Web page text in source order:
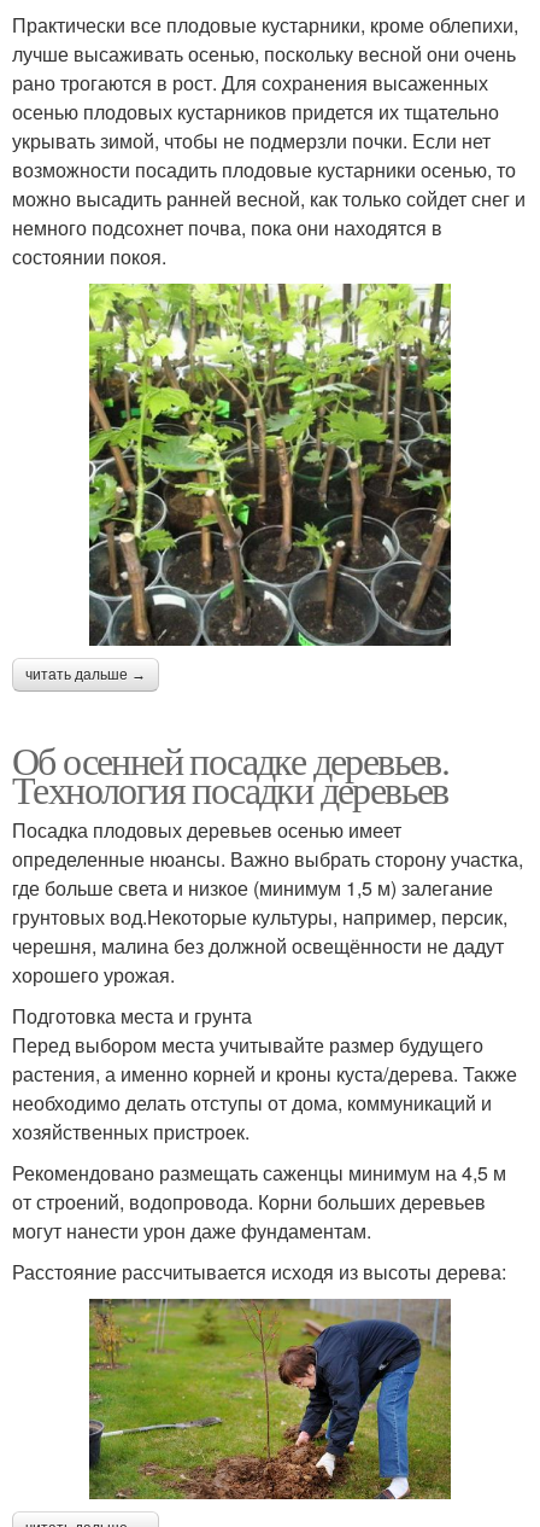
Практически все плодовые кустарники, кроме облепихи,
лучше высаживать осенью, поскольку весной они очень
рано трогаются в рост. Для сохранения высаженных
осенью плодовых кустарников придется их тщательно
укрывать зимой, чтобы не подмерзли почки. Если нет
возможности посадить плодовые кустарники осенью, то
можно высадить ранней весной, как только сойдет снег и
немного подсохнет почва, пока они находятся в
состоянии покоя.
читать дальше →
Об осенней посадке деревьев.
Технология посадки деревьев
Посадка плодовых деревьев осенью имеет
определенные нюансы. Важно выбрать сторону участка,
где больше света и низкое (минимум 1,5 м) залегание
грунтовых вод.Некоторые культуры, например, персик,
черешня, малина без должной освещённости не дадут
хорошего урожая.
Подготовка места и грунта
Перед выбором места учитывайте размер будущего
растения, а именно корней и кроны куста/дерева. Также
необходимо делать отступы от дома, коммуникаций и
хозяйственных пристроек.
Рекомендовано размещать саженцы минимум на 4,5 м
от строений, водопровода. Корни больших деревьев
могут нанести урон даже фундаментам.
Расстояние рассчитывается исходя из высоты дерева: